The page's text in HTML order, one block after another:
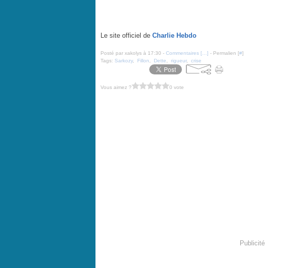
Le site officiel de Charlie Hebdo
Posté par xakolys à 17:30 - Commentaires [… ] - Permalien [#]
Tags: Sarkozy, Fillon Dette rigueur, crise
Vous aimez ? 0 vote
Publicité